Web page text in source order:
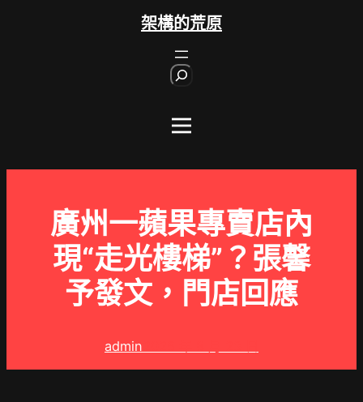
架構的荒原
廣州一蘋果專賣店內
現“走光樓梯”？張馨
予發文，門店回應
admin